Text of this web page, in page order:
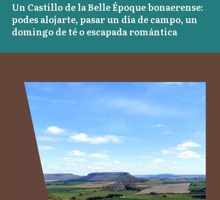
Un Castillo de la Belle Époque bonaerense:
podes alojarte, pasar un día de campo, un
domingo de té o escapada romántica